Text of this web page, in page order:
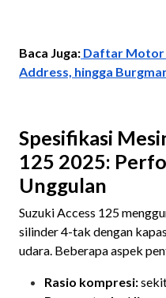
Baca Juga: Daftar Motor
Address, hingga
Spesifikasi
125 2025:
Unggulan
Suzuki Access 125
silinder 4-tak dengan
udara. Beberapa aspek
Rasio kompresi: